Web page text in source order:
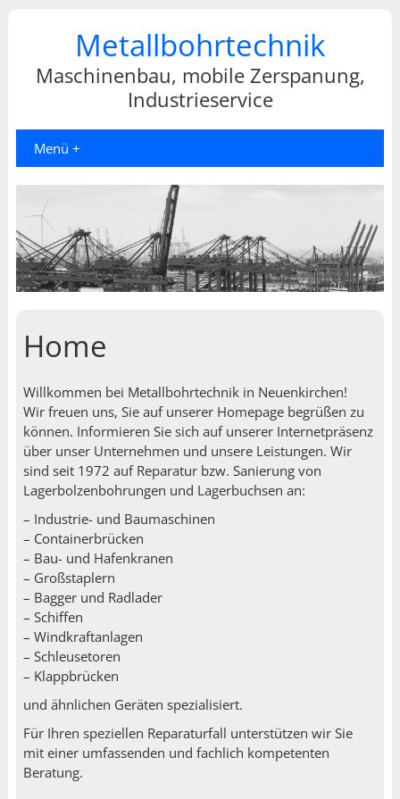
Metallbohrtechnik
Maschinenbau, mobile Zerspanung,
Industrieservice
Menü +
Home
Willkommen bei Metallbohrtechnik in Neuenkirchen!
Wir freuen uns, Sie auf unserer Homepage begrüßen zu
können. Informieren Sie sich auf unserer Internetpräsenz
über unser Unternehmen und unsere Leistungen. Wir
sind seit 1972 auf Reparatur bzw. Sanierung von
Lagerbolzenbohrungen und Lagerbuchsen an:
– Industrie- und Baumaschinen
– Containerbrücken
– Bau- und Hafenkranen
– Großstaplern
– Bagger und Radlader
– Schiffen
– Windkraftanlagen
– Schleusetoren
– Klappbrücken
und ähnlichen Geräten spezialisiert.
Für Ihren speziellen Reparaturfall unterstützen wir Sie
mit einer umfassenden und fachlich kompetenten
Beratung.